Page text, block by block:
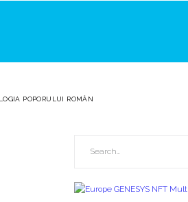
POPORULUI ROMÂN